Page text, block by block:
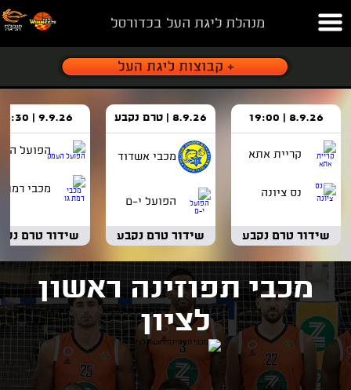
מנהלת ליגת העל בכדורסל
8.9.26 | 19:00
קריית אתא
נס ציונה
שידור טרם נקבע
8.9.26 | טרם נקבע
מכבי אשדוד
הפועל י-ם
שידור טרם נקבע
9.9.26 | 18:30
הפועל
מכבי רמת
שידור טרם
מכבי תפוזינה ראשון
לציון